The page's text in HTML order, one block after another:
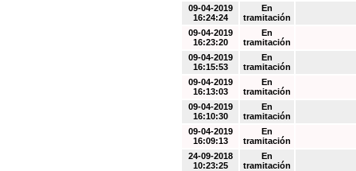
09-04-2019
16:24:24
En
tramitación
09-04-2019
16:23:20
En
tramitación
09-04-2019
16:15:53
En
tramitación
09-04-2019
16:13:03
En
tramitación
09-04-2019
16:10:30
En
tramitación
09-04-2019
16:09:13
En
tramitación
24-09-2018
10:23:25
En
tramitación